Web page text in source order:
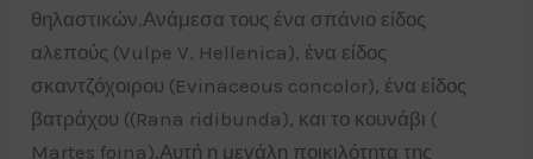
θηλαστικών.Ανάμεσα τους ένα σπάνιο είδος
αλεπούς (Vulpe V. Hellenica), ένα είδος
σκαντζόχοιρου (Evinaceous concolor), ένα είδος
βατράχου ((Rana ridibunda), και το κουνάβι (
Martes foina).Αυτή η μεγάλη ποικιλότητα της